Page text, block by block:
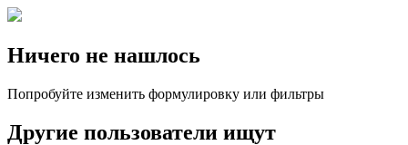
Ничего не нашлось
Попробуйте изменить формулировку или фильтры
Другие пользователи ищут